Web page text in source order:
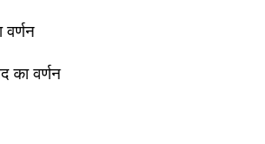
वर्णन
का वर्णन